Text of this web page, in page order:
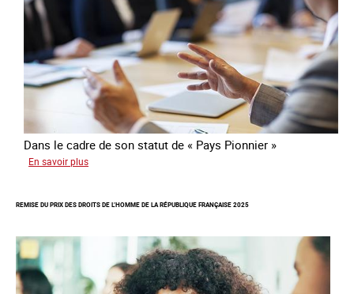
Dans le cadre de son statut de « Pays Pionnier »
En savoir plus
de
France
Alliance
8.7
REMISE DU PRIX DES DROITS DE L’HOMME DE LA RÉPUBLIQUE FRANÇAISE 2025